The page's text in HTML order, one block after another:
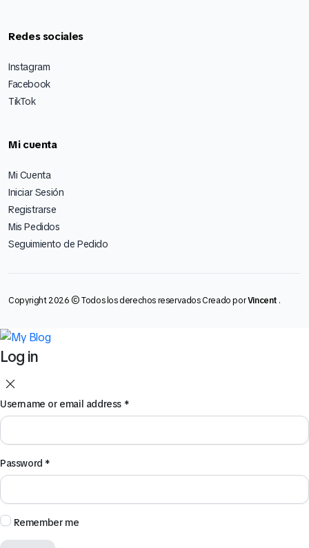
Redes sociales
Instagram
Facebook
TikTok
Mi cuenta
Mi Cuenta
Iniciar Sesión
Registrarse
Mis Pedidos
Seguimiento de Pedido
Copyright 2026 © Todos los derechos reservados Creado porVincent .
Log in
Username or email address *
Password *
Remember me